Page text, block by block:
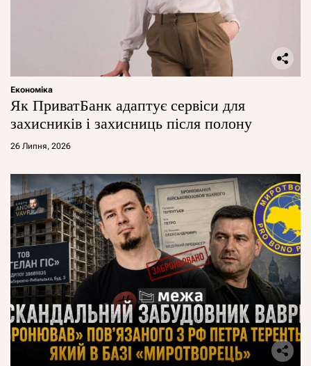
Економіка
Як ПриватБанк адаптує сервіси для
захисників і захисниць після полону
26 Липня, 2026